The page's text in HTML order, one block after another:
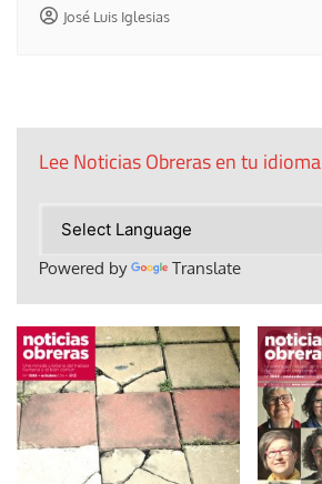
José Luis Iglesias
Lee Noticias Obreras en tu idioma
Powered by Translate